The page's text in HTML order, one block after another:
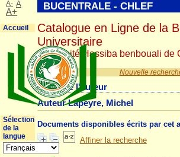
Nouvelle
Détail de l'auteur
Auteur Lapeyre, Michel
Documents disponibles écrits par cet
Affiner la recherche
BUCENTRALE - CHLEF
Catalogue en Ligne de la
Universitaire
Université Hassiba benbouali de
A- A
A+
Accueil
Sélection
de la
langue